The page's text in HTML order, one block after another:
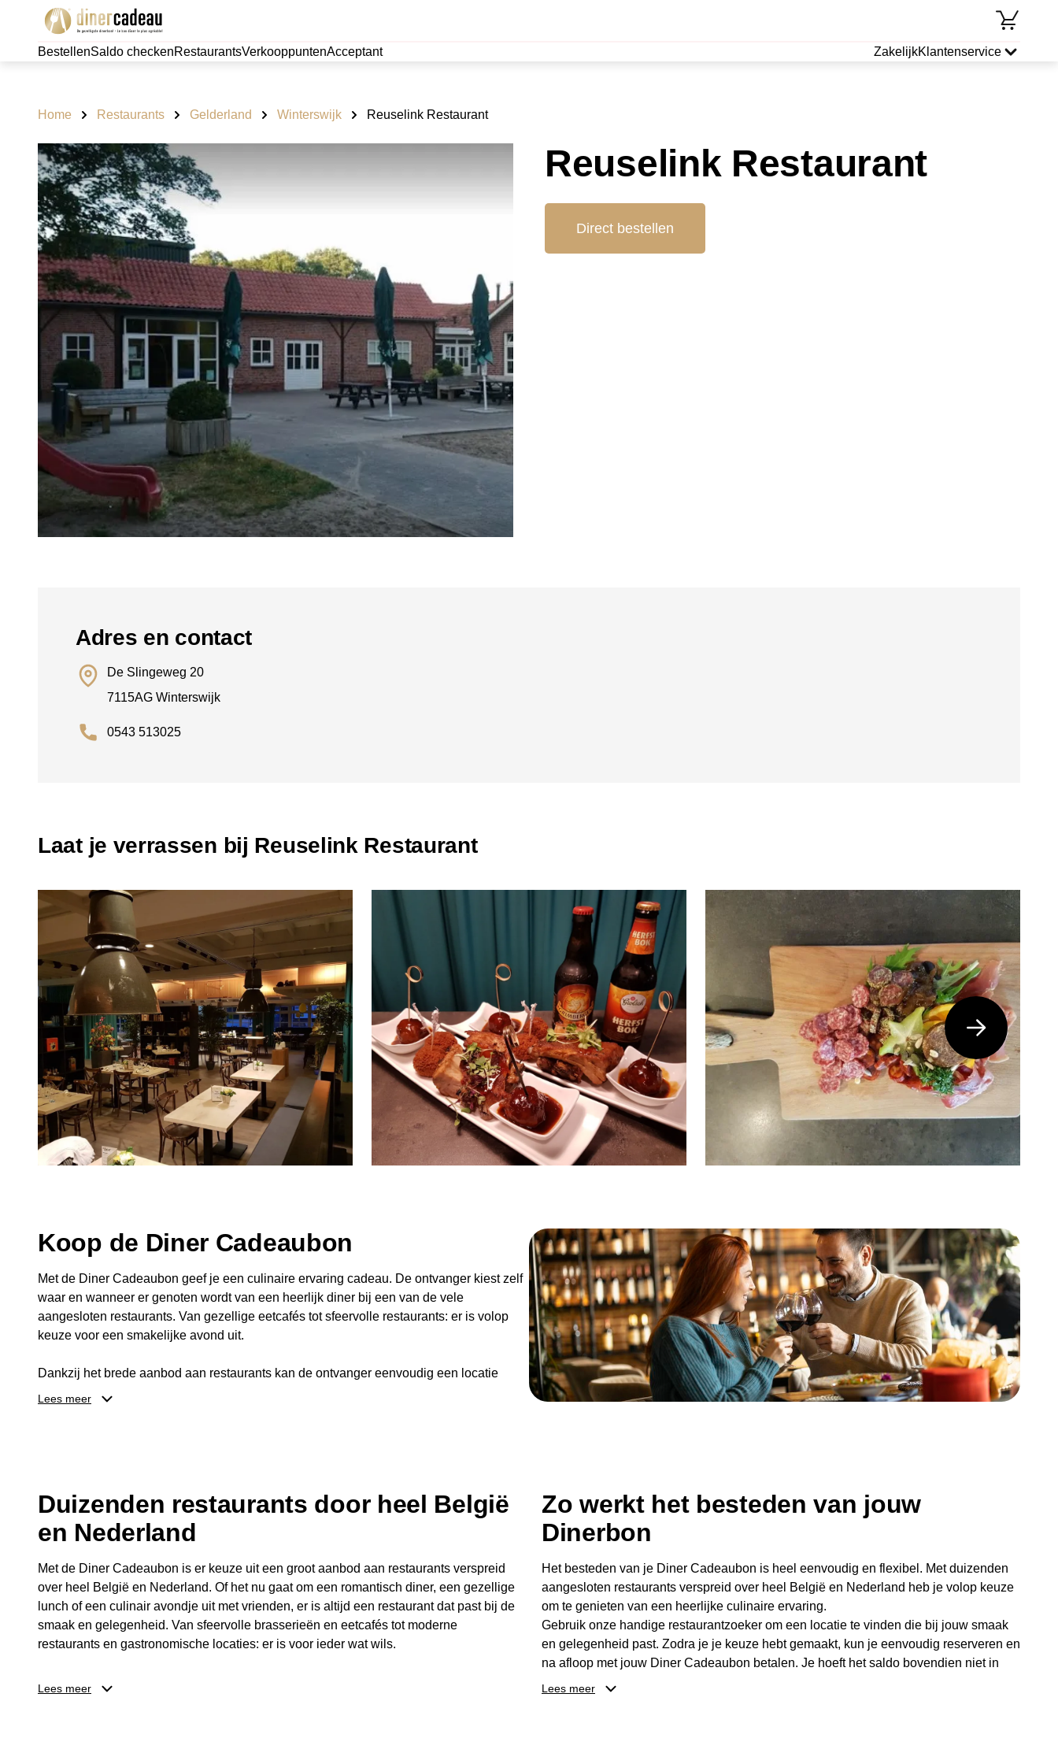
BestellenSaldo checkenRestaurantsVerkooppuntenAcceptant ZakelijkKlantenservice
Home Restaurants Gelderland Winterswijk Reuselink Restaurant
Reuselink Restaurant
Direct bestellen
Adres en contact
De Slingeweg 20
7115AG Winterswijk
0543 513025
Laat je verrassen bij Reuselink Restaurant
Koop de Diner Cadeaubon
Met de Diner Cadeaubon geef je een culinaire ervaring cadeau. De ontvanger kiest zelf
waar en wanneer er genoten wordt van een heerlijk diner bij een van de vele
aangesloten restaurants. Van gezellige eetcafés tot sfeervolle restaurants: er is volop
keuze voor een smakelijke avond uit.
Dankzij het brede aanbod aan restaurants kan de ontvanger eenvoudig een locatie
kiezen die past bij de smaak en gelegenheid. Zo geeft de Diner Cadeaubon niet alleen
Lees meer
Duizenden restaurants door heel België
en Nederland
Met de Diner Cadeaubon is er keuze uit een groot aanbod aan restaurants verspreid
over heel België en Nederland. Of het nu gaat om een romantisch diner, een gezellige
lunch of een culinair avondje uit met vrienden, er is altijd een restaurant dat past bij de
smaak en gelegenheid. Van sfeervolle brasserieën en eetcafés tot moderne
restaurants en gastronomische locaties: er is voor ieder wat wils.
Dankzij het brede aanbod is er altijd een restaurant in de buurt, bijvoorbeeld in
Lees meer
Zo werkt het besteden van jouw
Dinerbon
Het besteden van je Diner Cadeaubon is heel eenvoudig en flexibel. Met duizenden
aangesloten restaurants verspreid over heel België en Nederland heb je volop keuze
om te genieten van een heerlijke culinaire ervaring.
Gebruik onze handige restaurantzoeker om een locatie te vinden die bij jouw smaak
en gelegenheid past. Zodra je je keuze hebt gemaakt, kun je eenvoudig reserveren en
na afloop met jouw Diner Cadeaubon betalen. Je hoeft het saldo bovendien niet in
één keer te besteden. Het resterende bedrag blijft gewoon op de bon staan en kan
Lees meer